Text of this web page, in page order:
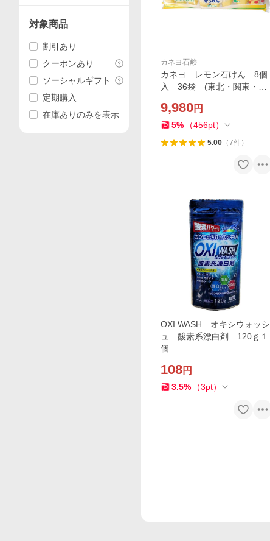
カネヨ石鹸
カネヨ レモン石けん 8個
入 36袋 (東北・関東・中
梱不可
9,980円
5% （456pt）
5.00（7件）
OXI WASH オキシウォッシ
ュ 酸素系漂白剤 120ｇ１
個
108円
3.5% （3pt）
対象商品
割引あり
クーポンあり
ソーシャルギフト
定期購入
在庫ありのみを表示